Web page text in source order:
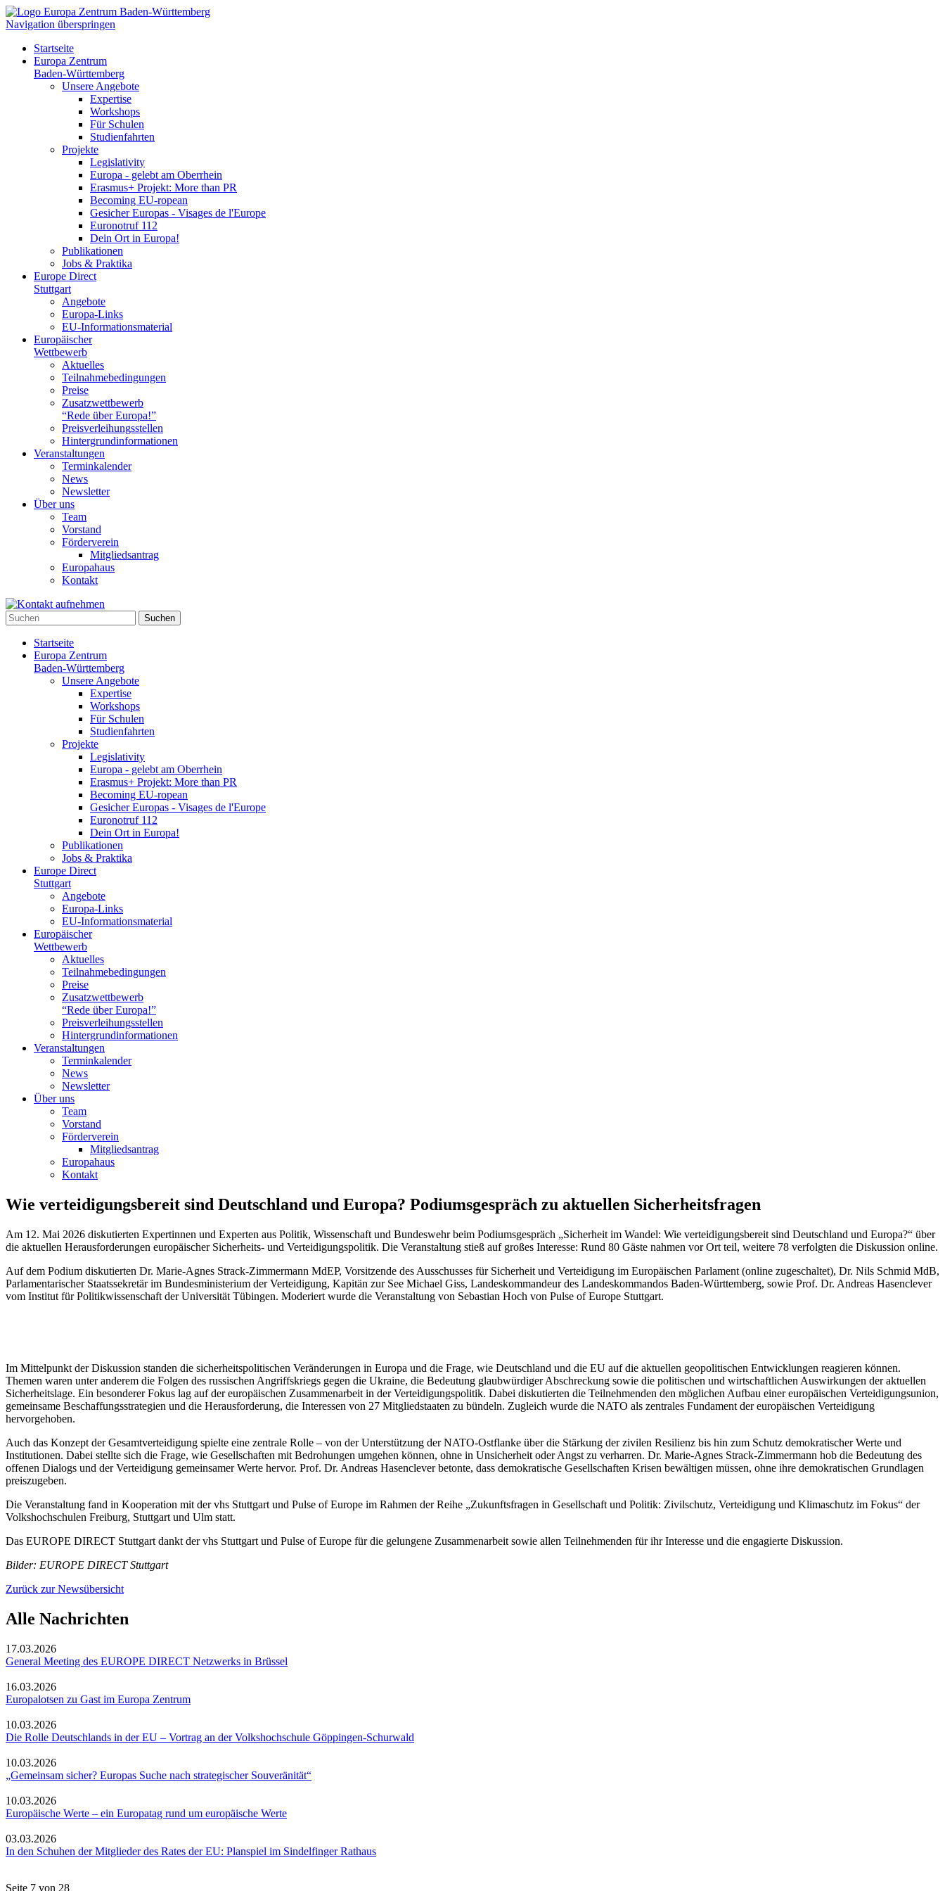
Navigation überspringen
Startseite
Europa Zentrum
Baden-Württemberg
Unsere Angebote
Expertise
Workshops
Für Schulen
Studienfahrten
Projekte
Legislativity
Europa - gelebt am Oberrhein
Erasmus+ Projekt: More than PR
Becoming EU-ropean
Gesicher Europas - Visages de l'Europe
Euronotruf 112
Dein Ort in Europa!
Publikationen
Jobs & Praktika
Europe Direct
Stuttgart
Angebote
Europa-Links
EU-Informationsmaterial
Europäischer
Wettbewerb
Aktuelles
Teilnahme­bedingungen
Preise
Zusatzwettbewerb
“Rede über Europa!”
Preisverleihungsstellen
Hintergrundinformationen
Veranstaltungen
Terminkalender
News
Newsletter
Über uns
Team
Vorstand
Förderverein
Mitgliedsantrag
Europahaus
Kontakt
Suchen
Startseite
Europa Zentrum
Baden-Württemberg
Unsere Angebote
Expertise
Workshops
Für Schulen
Studienfahrten
Projekte
Legislativity
Europa - gelebt am Oberrhein
Erasmus+ Projekt: More than PR
Becoming EU-ropean
Gesicher Europas - Visages de l'Europe
Euronotruf 112
Dein Ort in Europa!
Publikationen
Jobs & Praktika
Europe Direct
Stuttgart
Angebote
Europa-Links
EU-Informationsmaterial
Europäischer
Wettbewerb
Aktuelles
Teilnahme­bedingungen
Preise
Zusatzwettbewerb
“Rede über Europa!”
Preisverleihungsstellen
Hintergrundinformationen
Veranstaltungen
Terminkalender
News
Newsletter
Über uns
Team
Vorstand
Förderverein
Mitgliedsantrag
Europahaus
Kontakt
Wie verteidigungsbereit sind Deutschland und Europa? Podiumsgespräch zu aktuellen Sicherheitsfragen
Am 12. Mai 2026 diskutierten Expertinnen und Experten aus Politik, Wissenschaft und Bundeswehr beim Podiumsgespräch „Sicherheit im Wandel: Wie verteidigungsbereit sind Deutschland und Europa?“ über
die aktuellen Herausforderungen europäischer Sicherheits- und Verteidigungspolitik. Die Veranstaltung stieß auf großes Interesse: Rund 80 Gäste nahmen vor Ort teil, weitere 78 verfolgten die Diskussion online.
Auf dem Podium diskutierten Dr. Marie-Agnes Strack-Zimmermann MdEP, Vorsitzende des Ausschusses für Sicherheit und Verteidigung im Europäischen Parlament (online zugeschaltet), Dr. Nils Schmid MdB,
Parlamentarischer Staatssekretär im Bundesministerium der Verteidigung, Kapitän zur See Michael Giss, Landeskommandeur des Landeskommandos Baden-Württemberg, sowie Prof. Dr. Andreas Hasenclever
vom Institut für Politikwissenschaft der Universität Tübingen. Moderiert wurde die Veranstaltung von Sebastian Hoch von Pulse of Europe Stuttgart.
Im Mittelpunkt der Diskussion standen die sicherheitspolitischen Veränderungen in Europa und die Frage, wie Deutschland und die EU auf die aktuellen geopolitischen Entwicklungen reagieren können.
Themen waren unter anderem die Folgen des russischen Angriffskriegs gegen die Ukraine, die Bedeutung glaubwürdiger Abschreckung sowie die politischen und wirtschaftlichen Auswirkungen der aktuellen
Sicherheitslage. Ein besonderer Fokus lag auf der europäischen Zusammenarbeit in der Verteidigungspolitik. Dabei diskutierten die Teilnehmenden den möglichen Aufbau einer europäischen Verteidigungsunion,
gemeinsame Beschaffungsstrategien und die Herausforderung, die Interessen von 27 Mitgliedstaaten zu bündeln. Zugleich wurde die NATO als zentrales Fundament der europäischen Verteidigung
hervorgehoben.
Auch das Konzept der Gesamtverteidigung spielte eine zentrale Rolle – von der Unterstützung der NATO-Ostflanke über die Stärkung der zivilen Resilienz bis hin zum Schutz demokratischer Werte und
Institutionen. Dabei stellte sich die Frage, wie Gesellschaften mit Bedrohungen umgehen können, ohne in Unsicherheit oder Angst zu verharren. Dr. Marie-Agnes Strack-Zimmermann hob die Bedeutung des
offenen Dialogs und der Verteidigung gemeinsamer Werte hervor. Prof. Dr. Andreas Hasenclever betonte, dass demokratische Gesellschaften Krisen bewältigen müssen, ohne ihre demokratischen Grundlagen
preiszugeben.
Die Veranstaltung fand in Kooperation mit der vhs Stuttgart und Pulse of Europe im Rahmen der Reihe „Zukunftsfragen in Gesellschaft und Politik: Zivilschutz, Verteidigung und Klimaschutz im Fokus“ der
Volkshochschulen Freiburg, Stuttgart und Ulm statt.
Das EUROPE DIRECT Stuttgart dankt der vhs Stuttgart und Pulse of Europe für die gelungene Zusammenarbeit sowie allen Teilnehmenden für ihr Interesse und die engagierte Diskussion.
Bilder: EUROPE DIRECT Stuttgart
Zurück zur Newsübersicht
Alle Nachrichten
17.03.2026
General Meeting des EUROPE DIRECT Netzwerks in Brüssel
16.03.2026
Europalotsen zu Gast im Europa Zentrum
10.03.2026
Die Rolle Deutschlands in der EU – Vortrag an der Volkshochschule Göppingen-Schurwald
10.03.2026
„Gemeinsam sicher? Europas Suche nach strategischer Souveränität“
10.03.2026
Europäische Werte – ein Europatag rund um europäische Werte
03.03.2026
In den Schuhen der Mitglieder des Rates der EU: Planspiel im Sindelfinger Rathaus
Seite 7 von 28